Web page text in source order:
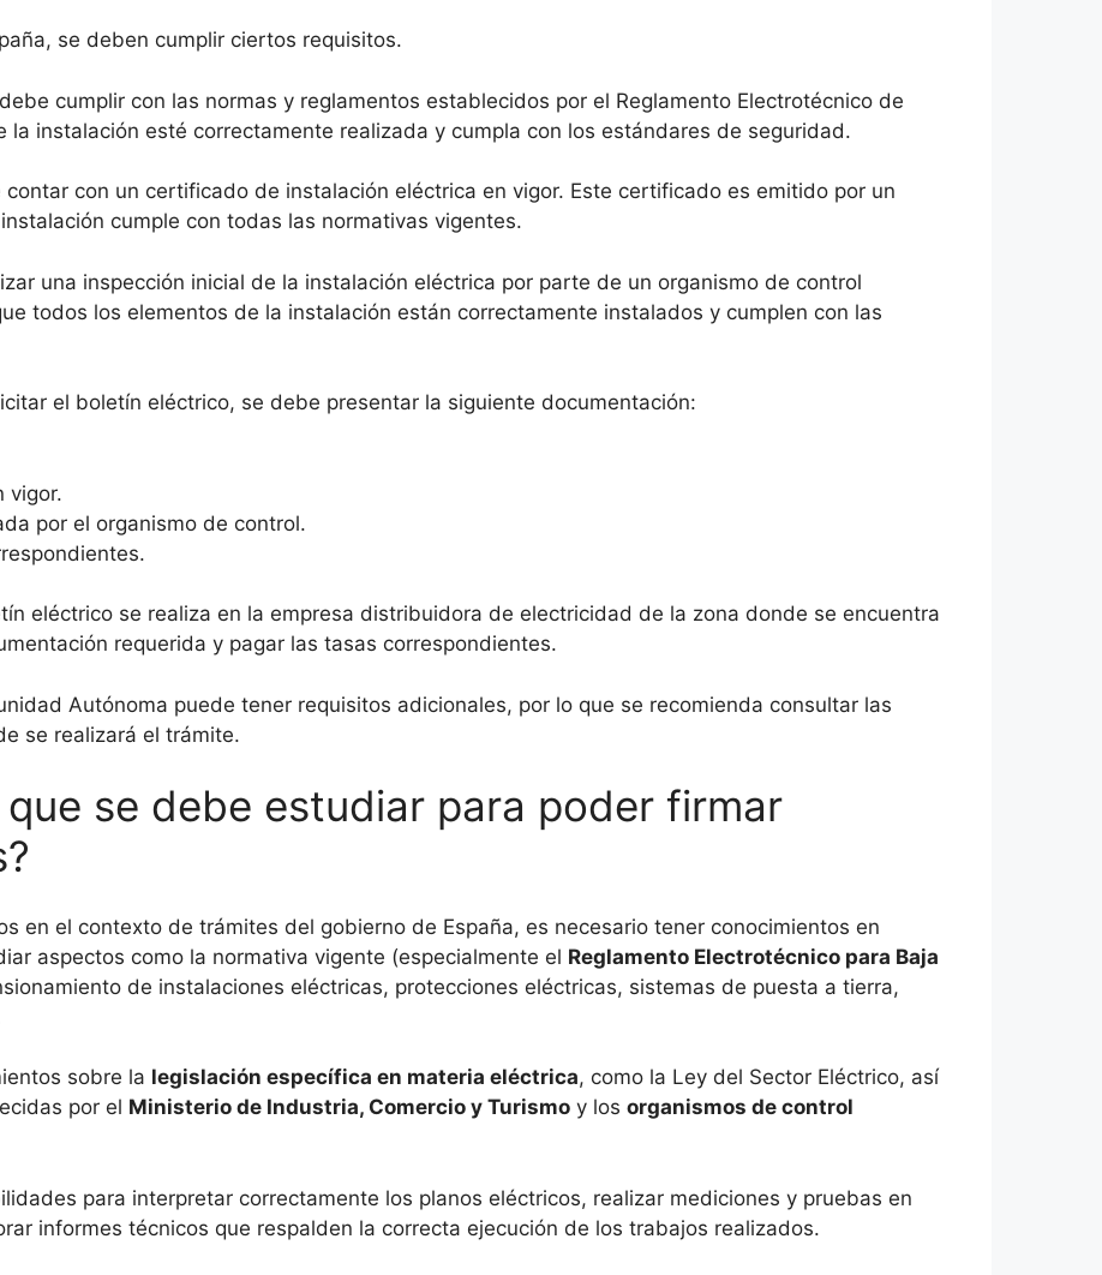
se deben cumplir ciertos requisitos.
cumplir con las normas y reglamentos establecidos por el Reglamento Electrotécnico de
la instalación esté correctamente realizada y cumpla con los estándares de seguridad.
contar con un certificado de instalación eléctrica en vigor. Este certificado es emitido por un
cumple con todas las normativas vigentes.
una inspección inicial de la instalación eléctrica por parte de un organismo de control
todos los elementos de la instalación están correctamente instalados y cumplen con las
el boletín eléctrico, se debe presentar la siguiente documentación:
vigor.
por el organismo de control.
eléctrico se realiza en la empresa distribuidora de electricidad de la zona donde se encuentra
requerida y pagar las tasas correspondientes.
Autónoma puede tener requisitos adicionales, por lo que se recomienda consultar las
se realizará el trámite.
se debe estudiar para poder firmar
en el contexto de trámites del gobierno de España, es necesario tener conocimientos en
aspectos como la normativa vigente (especialmente el Reglamento Electrotécnico para Baja
de instalaciones eléctricas, protecciones eléctricas, sistemas de puesta a tierra,
sobre la legislación específica en materia eléctrica, como la Ley del Sector Eléctrico, así
por el Ministerio de Industria, Comercio y Turismo y los organismos de control
para interpretar correctamente los planos eléctricos, realizar mediciones y pruebas en
informes técnicos que respalden la correcta ejecución de los trabajos realizados.